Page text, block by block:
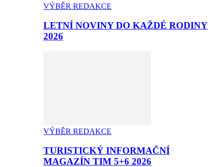
VÝBĚR REDAKCE
LETNÍ NOVINY DO KAŽDÉ RODINY
2026
VÝBĚR REDAKCE
TURISTICKÝ INFORMAČNÍ
MAGAZÍN TIM 5+6 2026